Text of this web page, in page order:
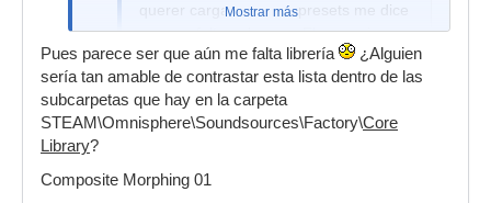
querer cargar algunos presets me dice
que me faltan algunas. El mensaje en
concreto es el siguiente:
[ Imagen externa no disponible ]
Mirando la carpeta CORE LIBRARY
tengo el siguiente contenido dentro de
las subcarpetas:
Mostrar más
Pues parece ser que aún me falta librería
¿Alguien
sería tan amable de contrastar esta lista dentro de las
subcarpetas que hay en la carpeta
STEAM\Omnisphere\Soundsources\Factory\Core
Library?
Composite Morphing 01